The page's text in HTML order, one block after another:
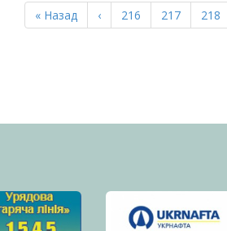
Перша
сторінка
« Назад
Попередня
сторінка
‹ Page
216 Page
217 Page
218